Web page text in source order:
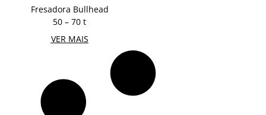
Fresadora Bullhead
50 – 70 t
VER MAIS